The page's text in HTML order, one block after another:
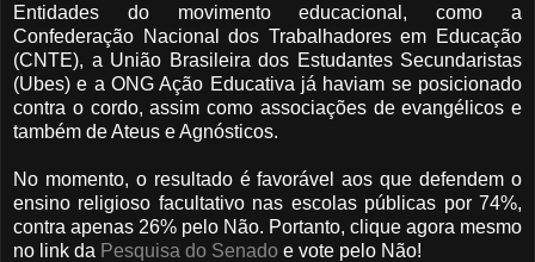
Entidades do movimento educacional, como a
Confederação Nacional dos Trabalhadores em Educação
(CNTE), a União Brasileira dos Estudantes Secundaristas
(Ubes) e a ONG Ação Educativa já haviam se posicionado
contra o cordo, assim como associações de evangélicos e
também de Ateus e Agnósticos.
No momento, o resultado é favorável aos que defendem o
ensino religioso facultativo nas escolas públicas por 74%,
contra apenas 26% pelo Não. Portanto, clique agora mesmo
no link da Pesquisa do Senado e vote pelo Não!